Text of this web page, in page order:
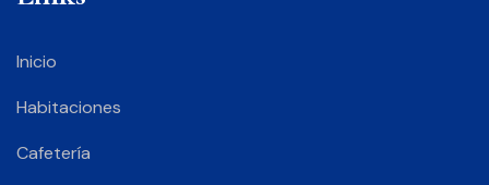
Inicio
Habitaciones
Cafetería